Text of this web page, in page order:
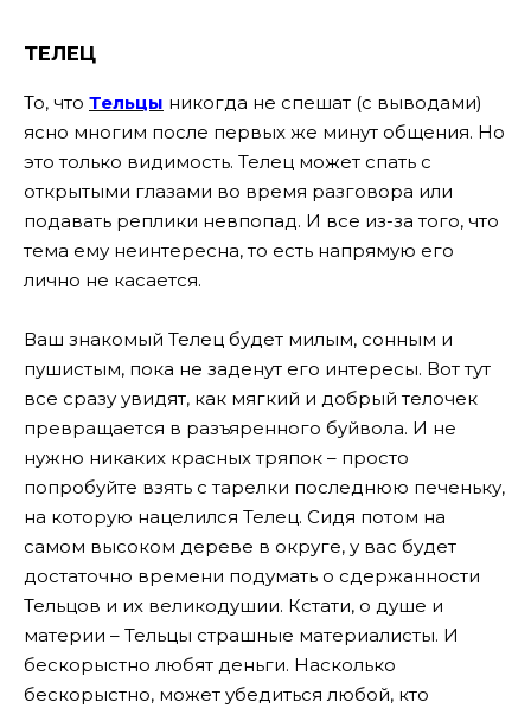
ТЕЛЕЦ
То, что Тельцы никогда не спешат (с выводами)
ясно многим после первых же минут общения. Но
это только видимость. Телец может спать с
открытыми глазами во время разговора или
подавать реплики невпопад. И все из-за того, что
тема ему неинтересна, то есть напрямую его
лично не касается.
Ваш знакомый Телец будет милым, сонным и
пушистым, пока не заденут его интересы. Вот тут
все сразу увидят, как мягкий и добрый телочек
превращается в разъяренного буйвола. И не
нужно никаких красных тряпок – просто
попробуйте взять с тарелки последнюю печеньку,
на которую нацелился Телец. Сидя потом на
самом высоком дереве в округе, у вас будет
достаточно времени подумать о сдержанности
Тельцов и их великодушии. Кстати, о душе и
материи – Тельцы страшные материалисты. И
бескорыстно любят деньги. Насколько
бескорыстно, может убедиться любой, кто